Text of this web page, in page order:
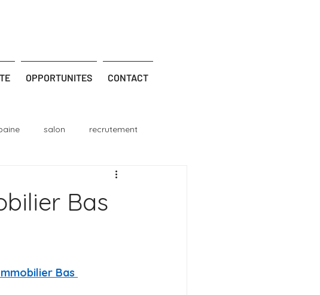
OPPORTUNITES CONTACT
salon recrutement
Bas
Bas